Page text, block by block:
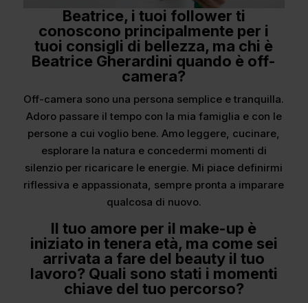
Beatrice, i tuoi follower ti
conoscono principalmente per i
tuoi consigli di bellezza, ma chi è
Beatrice Gherardini quando è off-
camera?
Off-camera sono una persona semplice e tranquilla.
Adoro passare il tempo con la mia famiglia e con le
persone a cui voglio bene. Amo leggere, cucinare,
esplorare la natura e concedermi momenti di
silenzio per ricaricare le energie. Mi piace definirmi
riflessiva e appassionata, sempre pronta a imparare
qualcosa di nuovo.
Il tuo amore per il make-up è
iniziato in tenera età, ma come sei
arrivata a fare del beauty il tuo
lavoro? Quali sono stati i momenti
chiave del tuo percorso?